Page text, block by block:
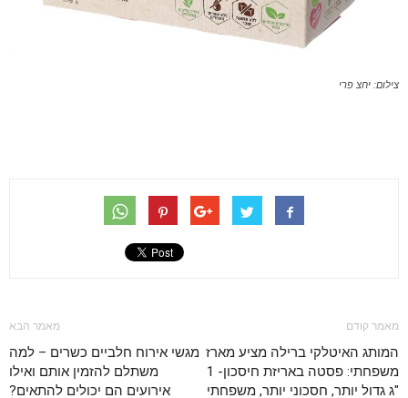
צילום: יחצ פרי
מאמר קודם
המותג האיטלקי ברילה מציע מארז
משפחתי: פסטה באריזת חיסכון- 1
"ג גדול יותר, חסכוני יותר, משפחתי
מאמר הבא
מגשי אירוח חלביים כשרים – למה
משתלם להזמין אותם ואילו
אירועים הם יכולים להתאים?